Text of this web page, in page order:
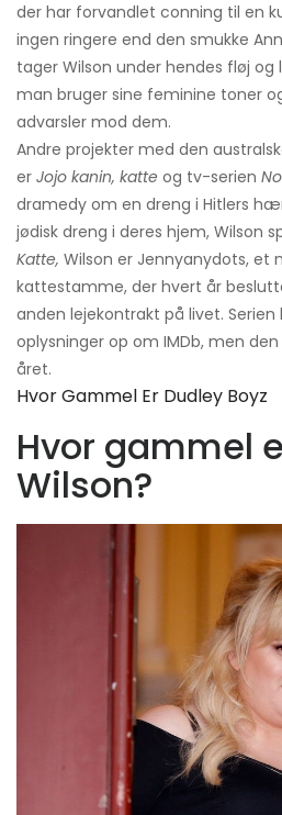
der har forvandlet conning til en
ingen ringere end den smukke
tager Wilson under hendes fløj
man bruger sine feminine toner
advarsler mod dem.
Andre projekter med den
er Jojo kanin, katte og tv-serien
dramedy om en dreng i Hitlers
jødisk dreng i deres hjem, Wilson
Katte, Wilson er Jennyanydots, et
kattestamme, der hvert år
anden lejekontrakt på livet. Serien
oplysninger op om IMDb, men
året.
Hvor Gammel Er Dudley Boyz
Hvor gammel
Wilson?